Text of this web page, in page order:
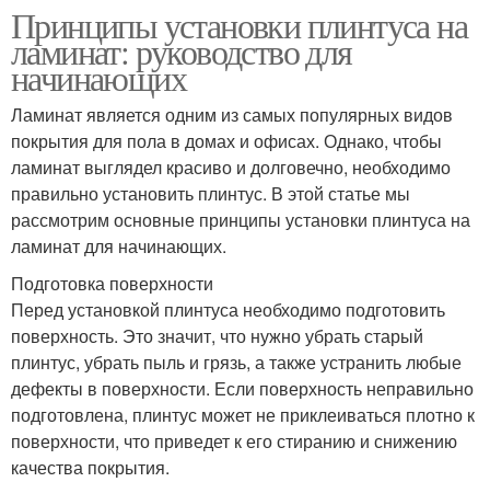
Принципы установки плинтуса на
ламинат: руководство для
начинающих
Ламинат является одним из самых популярных видов
покрытия для пола в домах и офисах. Однако, чтобы
ламинат выглядел красиво и долговечно, необходимо
правильно установить плинтус. В этой статье мы
рассмотрим основные принципы установки плинтуса на
ламинат для начинающих.
Подготовка поверхности
Перед установкой плинтуса необходимо подготовить
поверхность. Это значит, что нужно убрать старый
плинтус, убрать пыль и грязь, а также устранить любые
дефекты в поверхности. Если поверхность неправильно
подготовлена, плинтус может не приклеиваться плотно к
поверхности, что приведет к его стиранию и снижению
качества покрытия.